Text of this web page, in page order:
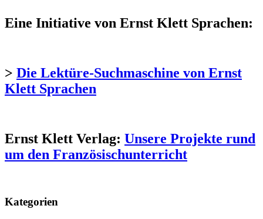
Eine Initiative von Ernst Klett Sprachen:
> Die Lektüre-Suchmaschine von Ernst
Klett Sprachen
Ernst Klett Verlag: Unsere Projekte rund
um den Französischunterricht
Kategorien